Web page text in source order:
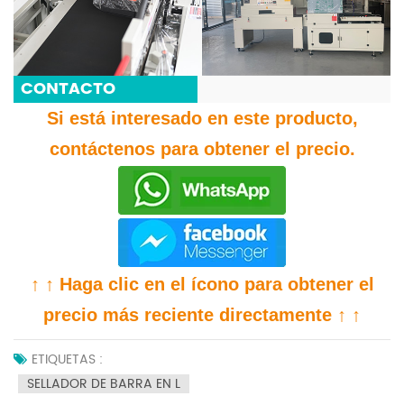
CONTACTO
Si está interesado en este producto,
contáctenos para obtener el precio.
↑ ↑ Haga clic en el ícono para obtener el
precio más reciente directamente ↑ ↑
ETIQUETAS :
SELLADOR DE BARRA EN L